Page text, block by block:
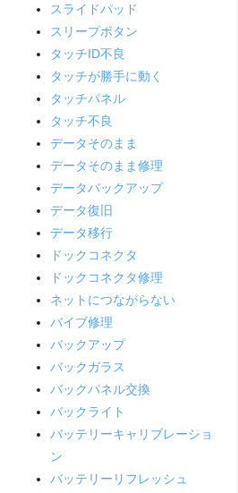
スライドパッド
スリープボタン
タッチID不良
タッチが勝手に動く
タッチパネル
タッチ不良
データそのまま
データそのまま修理
データバックアップ
データ復旧
データ移行
ドックコネクタ
ドックコネクタ修理
ネットにつながらない
バイブ修理
バックアップ
バックガラス
バックパネル交換
バックライト
バッテリーキャリブレーショ
ン
バッテリーリフレッシュ